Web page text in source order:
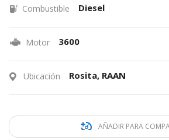
Combustible Diesel
Motor 3600
Ubicación Rosita, RAAN
AÑADIR PARA